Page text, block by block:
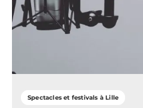
Spectacles et festivals à Lille